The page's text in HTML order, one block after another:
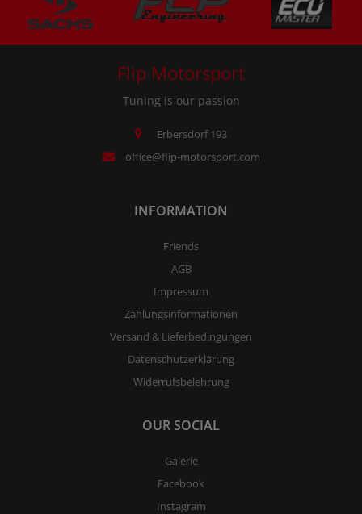
Flip Motorsport
Tuning is our passion
Erbersdorf 193
office@flip-motorsport.com
INFORMATION
Friends
AGB
Impressum
Zahlungsinformationen
Versand & Lieferbedingungen
Datenschutzerklärung
Widerrufsbelehrung
OUR SOCIAL
Galerie
Facebook
Instagram